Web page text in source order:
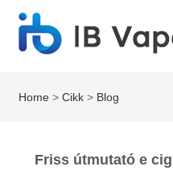
Home >Cikk > Blog
Friss útmutató e